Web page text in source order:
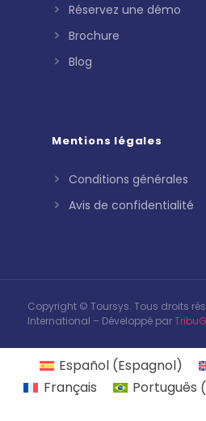
Réservez une démo
Brochure
Blog
Mentions légales
Conditions générales
Avis de confidentialité
Copyright © Toursys. Tous droits
International – Développé par
Español (Espagnol)
Français
Português (